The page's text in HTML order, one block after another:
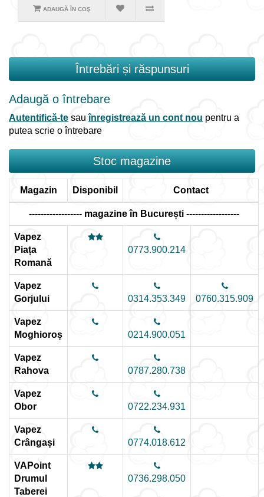
ADAUGĂ ÎN COŞ
Întrebări și răspunsuri
Adaugă o întrebare
Autentifică-te sauînregistrează un cont nou pentru a
putea scrie o întrebare
Stoc magazine
Magazin Disponibil Contact
------------------ magazine în București ------------------
Vapez
Piața
Romană
0773.900.214
Vapez
Gorjului
0314.353.349 0760.315.909
Vapez
Moghioroș
0214.900.051
Vapez
Rahova
0787.280.738
Vapez
Obor
0722.234.931
Vapez
Crângași
0774.018.612
VAPoint
Drumul
Taberei
0736.298.050